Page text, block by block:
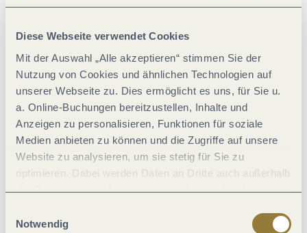
Diese Webseite verwendet Cookies
Mit der Auswahl „Alle akzeptieren“ stimmen Sie der
Nutzung von Cookies und ähnlichen Technologien auf
unserer Webseite zu. Dies ermöglicht es uns, für Sie u.
a. Online-Buchungen bereitzustellen, Inhalte und
Anzeigen zu personalisieren, Funktionen für soziale
Medien anbieten zu können und die Zugriffe auf unsere
Website zu analysieren, um sie stetig für Sie zu
optimieren. Dabei werden Daten an Dritte auch außerhalb
der Europäischen Union weitergegeben und dort
jederzeit widerrufen werden. Mit der Auswahl "Alle
Notwendig
Einrichtungen Betrieb
Eignung
Lage